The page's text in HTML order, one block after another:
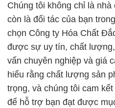
Chúng tôi không chỉ là
còn là đối tác của bạn
chọn Công ty Hóa Chất
được sự uy tín, chất
vấn chuyên nghiệp và giá
hiểu rằng chất lượng sản
trọng, và chúng tôi cam
để hỗ trợ bạn đạt được